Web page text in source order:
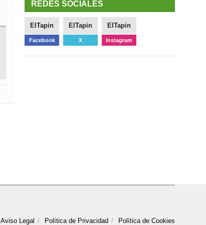
REDES SOCIALES
ElTapin
Facebook
ElTapin
X
ElTapin
Instagram
Aviso Legal Política de Privacidad Política de Cookies